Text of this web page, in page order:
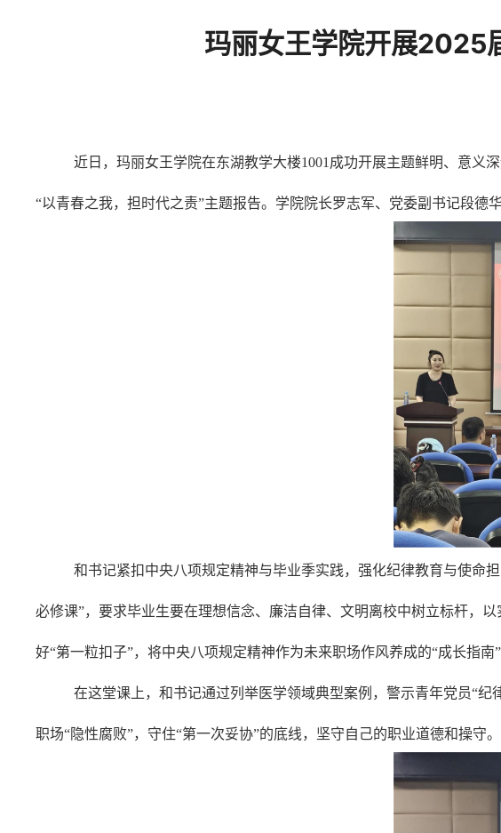
玛丽女王学院开展2025
近日，玛丽女王学院在东湖教学大楼1001成功开展主题鲜明、意义
“以青春之我，担时代之责”主题报告。学院院长罗志军、党委副书记段德
和书记紧扣中央八项规定精神与毕业季实践，强化纪律教育与使命
必修课”，要求毕业生要在理想信念、廉洁自律、文明离校中树立标杆，
好“第一粒扣子”，将中央八项规定精神作为未来职场作风养成的“成长指南”
在这堂课上，和书记通过列举医学领域典型案例，警示青年党员“
职场“隐性腐败”，守住“第一次妥协”的底线，坚守自己的职业道德和操守。